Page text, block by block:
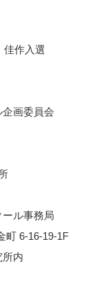
佳作入選
画委員会
ル事務局
町 6-16-19-1F
内